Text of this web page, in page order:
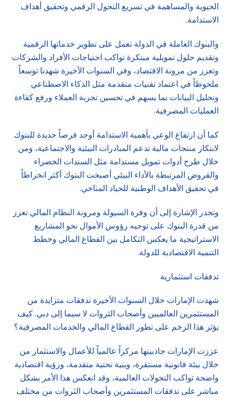
الحيوية والمساهمة في تسريع التحول الرقمي وتحقيق أهداف
الاستدامة.
والبنوك العاملة في الدولة تعمل على تطوير خدماتها الرقمية
وتقديم حلول تمويلية مبتكرة تواكب احتياجات الأفراد والشركات
وتعزز من مرونة الاقتصاد، وفي السنوات الأخيرة شهدنا توسعاً
ملحوظاً في اعتماد تقنيات متقدمة مثل الذكاء الاصطناعي
وتحليل البيانات بما يسهم في تحسين تجربة العملاء ورفع كفاءة
العمليات المصرفية.
كما أن ارتفاع الوعي بأهمية الاستدامة أوجد فرصاً جديدة للبنوك
لابتكار منتجات مالية تدعم المبادرات البيئية والاجتماعية، ومن
خلال طرح أدوات تمويل مستدامة مثل السندات الخضراء
والقروض المرتبطة بالأداء البيئي أصبحت البنوك أكثر انخراطاً
في تحقيق الأهداف الوطنية للحياد المناخي.
وتجدر الإشارة إلى أن وفرة السيولة ومرونة النظام المالي تعزز
من قدرة البنوك على توجيه رؤوس الأموال نحو المشاريع
الاستراتيجية ما يعكس التكامل بين القطاع المالي وخطط
التنمية الاقتصادية للدولة.
تدفقات استثمارية
شهدت الإمارات خلال السنوات الأخيرة تدفقات متزايدة من
المستثمرين العالميين وأصحاب الثروات لا سيما إلى دبي. كيف
يؤثر هذا الزخم على تطور القطاع المالي والخدمات المصرفية؟
عززت الإمارات جاذبيتها مركزاً عالمياً للأعمال والاستثمار من
خلال بيئة قانونية مستقرة، وبنية تحتية متقدمة، ورؤية اقتصادية
واضحة تواكب التحولات العالمية، وقد انعكس هذا الأمر بشكل
مباشر على تدفقات المستثمرين وأصحاب الثروات من مختلف